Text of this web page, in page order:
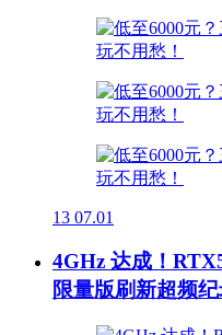
13 07.01
4GHz 达成！
限量版刷新超频纪